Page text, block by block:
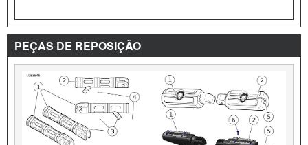
PEÇAS DE REPOSIÇÃO